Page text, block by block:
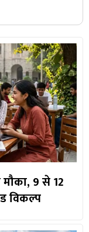
9 से 12
विकल्प